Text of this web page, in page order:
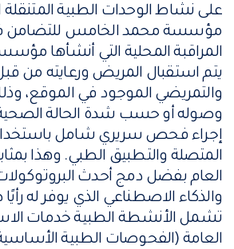
على نشاط الوحدات الطبية المتنقلة
مؤسسة محمد الخامس للتضامن
المراقبة المحلية التي أنشأها
يتم استقبال المريض ورعايته من
والتمريضي الموجود في الموقع،
وصوله أو حسب شدة الحالة
إجراء فحص سريري شامل
المتصلة والتطبيق الطبي. وهذا
العام بفضل دمج أحدث
والذكاء الاصطناعي الذي يوفر له رأيًا
تشمل الأنشطة الطبية خدمات
العامة (الفحوصات الطبية